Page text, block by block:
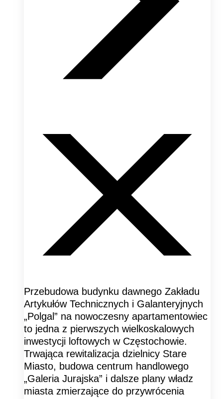
Przebudowa budynku dawnego Zakładu
Artykułów Technicznych i Galanteryjnych
„Polgal” na nowoczesny apartamentowiec
to jedna z pierwszych wielkoskalowych
inwestycji loftowych w Częstochowie.
Trwająca rewitalizacja dzielnicy Stare
Miasto, budowa centrum handlowego
„Galeria Jurajska” i dalsze plany władz
miasta zmierzające do przywrócenia